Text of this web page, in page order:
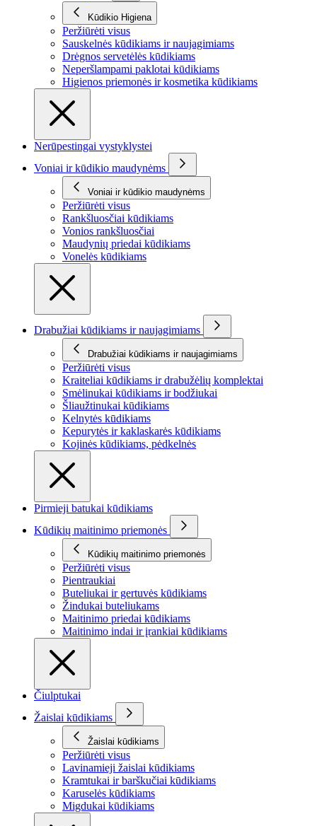
Kūdikio Higiena
Peržiūrėti visus
Sauskelnės kūdikiams ir naujagimiams
Drėgnos servetėlės kūdikiams
Neperšlampami paklotai kūdikiams
Higienos priemonės ir kosmetika kūdikiams
Nerūpestingai vystyklystei
Voniai ir kūdikio maudynėms
Voniai ir kūdikio maudynėms
Peržiūrėti visus
Rankšluosčiai kūdikiams
Vonios rankšluosčiai
Maudynių priedai kūdikiams
Vonelės kūdikiams
Drabužiai kūdikiams ir naujagimiams
Drabužiai kūdikiams ir naujagimiams
Peržiūrėti visus
Kraiteliai kūdikiams ir drabužėlių komplektai
Smėlinukai kūdikiams ir bodžiukai
Šliaužtinukai kūdikiams
Kelnytės kūdikiams
Kepurytės ir kaklaskarės kūdikiams
Kojinės kūdikiams, pėdkelnės
Pirmieji batukai kūdikiams
Kūdikių maitinimo priemonės
Kūdikių maitinimo priemonės
Peržiūrėti visus
Pientraukiai
Buteliukai ir gertuvės kūdikiams
Žindukai buteliukams
Maitinimo priedai kūdikiams
Maitinimo indai ir įrankiai kūdikiams
Čiulptukai
Žaislai kūdikiams
Žaislai kūdikiams
Peržiūrėti visus
Lavinamieji žaislai kūdikiams
Kramtukai ir barškučiai kūdikiams
Karuselės kūdikiams
Migdukai kūdikiams